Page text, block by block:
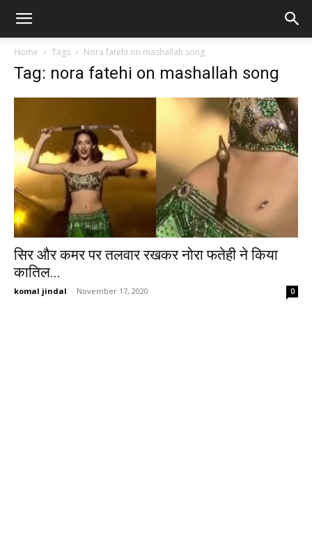
Home Tags Nora fatehi on mashallah song
Tag: nora fatehi on mashallah song
सिर और कमर पर तलवार रखकर नोरा फतेही ने किया
कातिल...
komal jindal - November 17, 2020 0